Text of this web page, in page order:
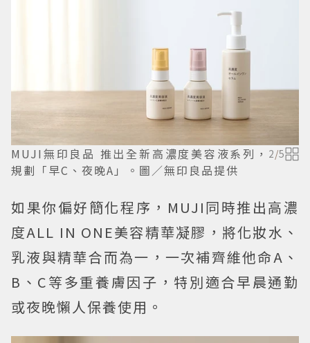
MUJI無印良品 推出全新高濃度美容液系列，
規劃「早C、夜晚A」。圖／無印良品提供
2/5
如果你偏好簡化程序，MUJI同時推出高濃
度ALL IN ONE美容精華凝膠，將化妝水、
乳液與精華合而為一，一次補齊維他命A、
B、C等多重養膚因子，特別適合早晨通勤
或夜晚懶人保養使用。